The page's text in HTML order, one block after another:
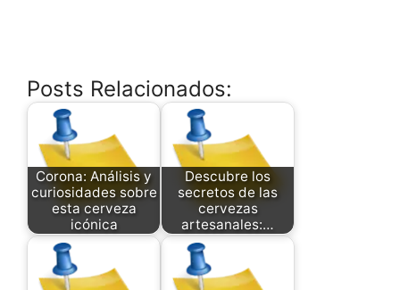
Posts Relacionados:
Corona: Análisis y
curiosidades sobre
esta cerveza
icónica
Descubre los
secretos de las
cervezas
artesanales:…